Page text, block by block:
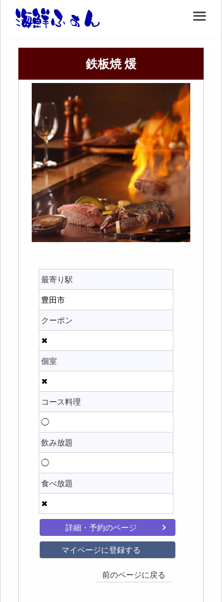
鉄板焼 煖
最寄り駅
豊田市
クーポン
✖
個室
✖
コース料理
◯
飲み放題
◯
食べ放題
✖
詳細・予約のページ
マイページに登録する
前のページに戻る